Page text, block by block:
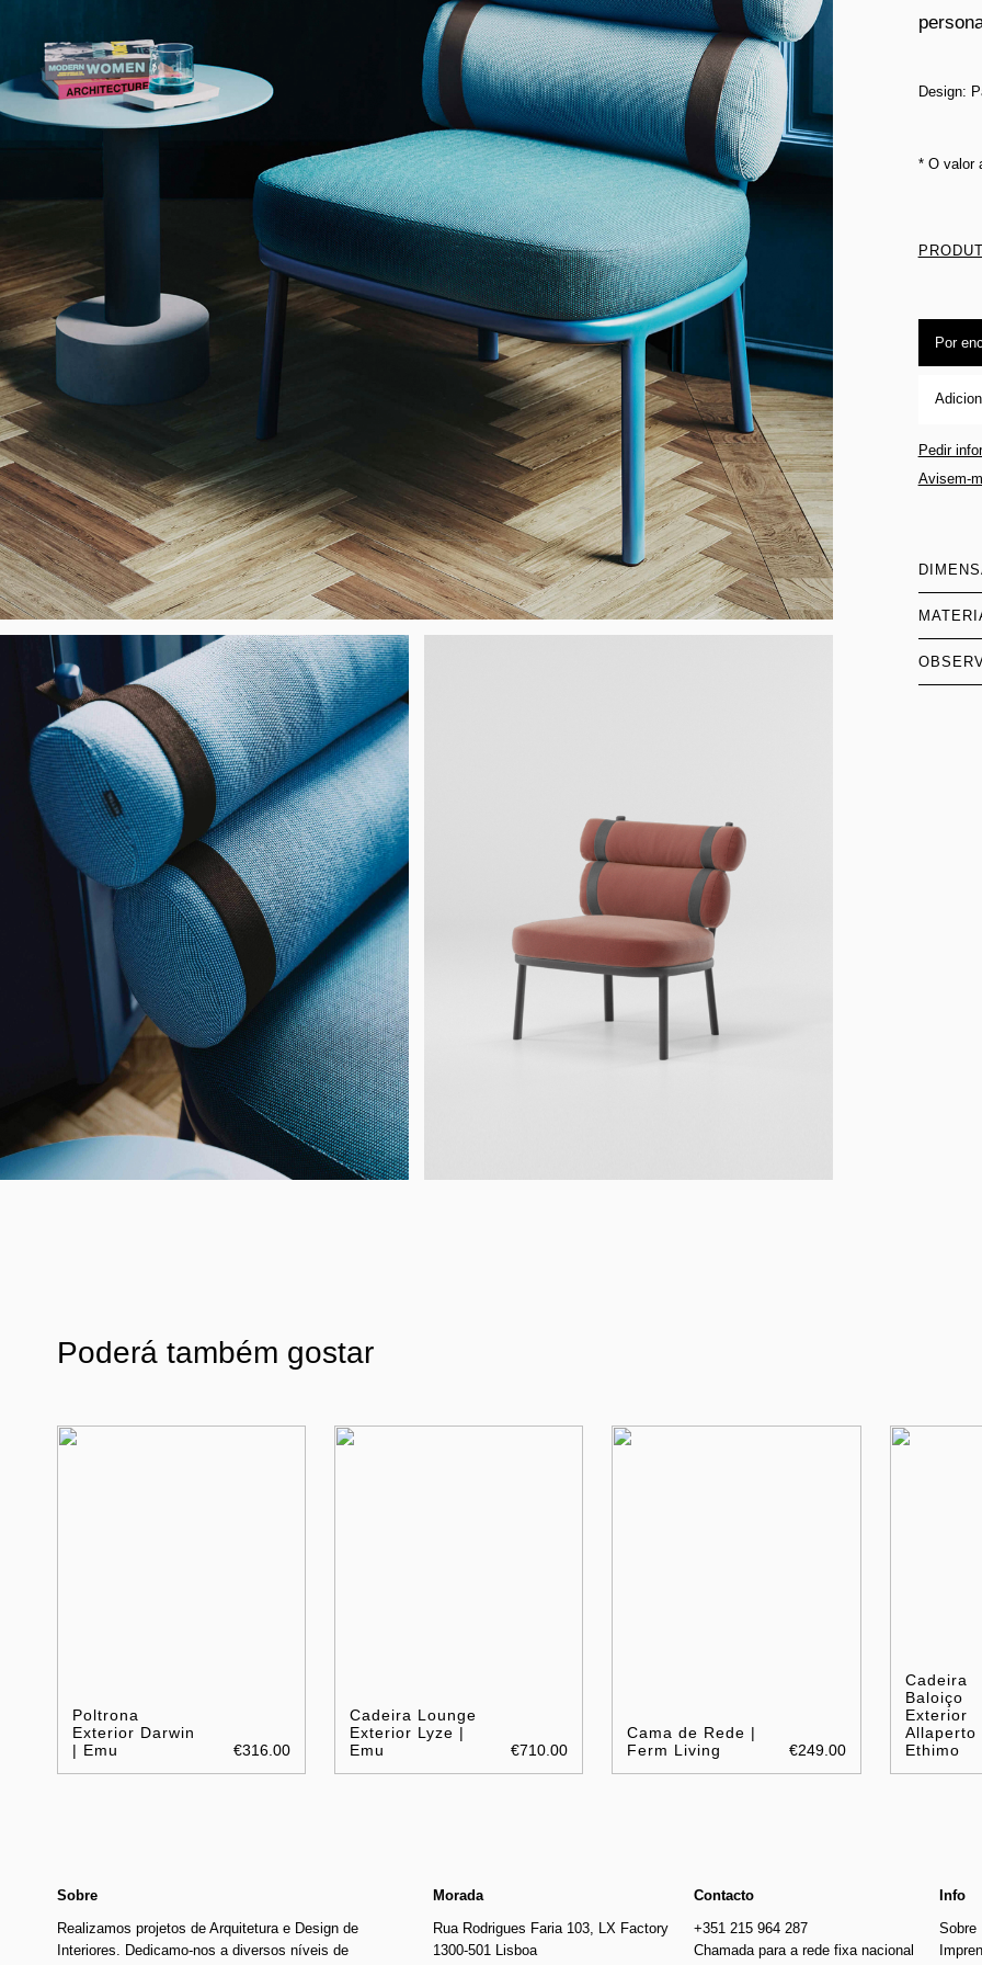
Design:
* O valor
Por
Pedir
Avisem-
Poderá também gostar
Poltrona
Exterior Darwin
| Emu
€316.00
Cadeira Lounge
Exterior Lyze |
Emu
€710.00
Cama de Rede |
Ferm Living
€249.00
Cadeira
Baloiço
Exterior
Allaperto
Ethimo
Sobre
Realizamos projetos de Arquitetura e Design de
Interiores. Dedicamo-nos a diversos níveis de
Morada
Rua Rodrigues Faria 103, LX Factory
1300-501 Lisboa
Contacto
+351 215 964 287
Chamada para a rede fixa nacional
Info
Sobre